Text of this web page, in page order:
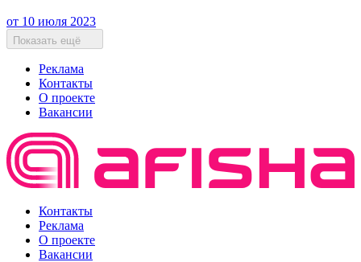
от 10 июля 2023
Показать ещё
Реклама
Контакты
О проекте
Вакансии
Контакты
Реклама
О проекте
Вакансии